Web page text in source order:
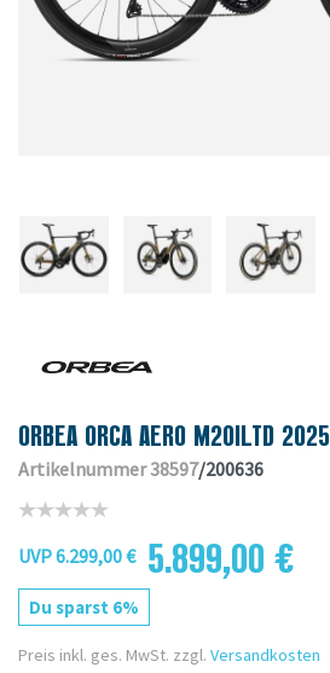
ORBEA ORCA AERO M20ILTD 2025
Artikelnummer 38597/200636
UVP 6.299,00 € 5.899,00 €
Du sparst 6%
Preis inkl. ges. MwSt. zzgl. Versandkosten